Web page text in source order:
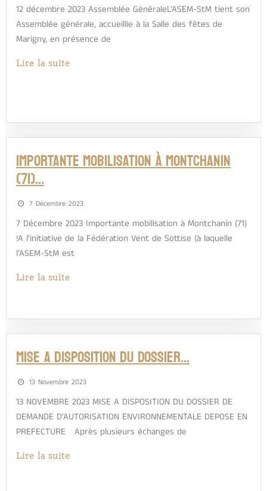
12 décembre 2023 Assemblée GénéraleL’ASEM-StM tient son
Assemblée générale, accueillie à la Salle des fêtes de
Marigny, en présence de
Lire la suite
Importante mobilisation à Montchanin
(71)…
7 Décembre 2023
7 Décembre 2023 Importante mobilisation à Montchanin (71)
!A l'initiative de la Fédération Vent de Sottise (à laquelle
l’ASEM-StM est
Lire la suite
MISE A DISPOSITION DU DOSSIER…
13 Novembre 2023
13 NOVEMBRE 2023 MISE A DISPOSITION DU DOSSIER DE
DEMANDE D'AUTORISATION ENVIRONNEMENTALE DEPOSE EN
PREFECTURE Après plusieurs échanges de
Lire la suite